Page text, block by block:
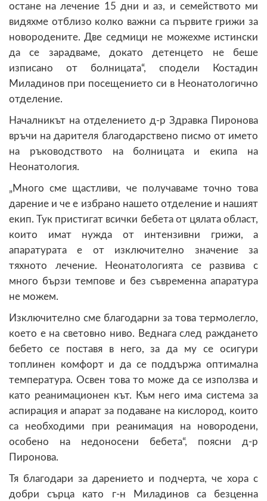
остане на лечение 15 дни и аз, и семейството ми
видяхме отблизо колко важни са първите грижи за
новородените. Две седмици не можехме истински
да се зарадваме, докато детенцето не беше
изписано от болницата“, сподели Костадин
Миладинов при посещението си в Неонатологично
отделение.
Началникът на отделението д-р Здравка Пиронова
връчи на дарителя благодарствено писмо от името
на ръководството на болницата и екипа на
Неонатология.
„Много сме щастливи, че получаваме точно това
дарение и че е избрано нашето отделение и нашият
екип. Тук пристигат всички бебета от цялата област,
които имат нужда от интензивни грижи, а
апаратурата е от изключително значение за
тяхното лечение. Неонатологията се развива с
много бързи темпове и без съвременна апаратура
не можем.
Изключително сме благодарни за това термолегло,
което е на световно ниво. Веднага след раждането
бебето се поставя в него, за да му се осигури
топлинен комфорт и да се поддържа оптимална
температура. Освен това то може да се използва и
като реанимационен кът. Към него има система за
аспирация и апарат за подаване на кислород, които
са необходими при реанимация на новородени,
особено на недоносени бебета“, поясни д-р
Пиронова.
Тя благодари за дарението и подчерта, че хора с
добри сърца като г-н Миладинов са безценна